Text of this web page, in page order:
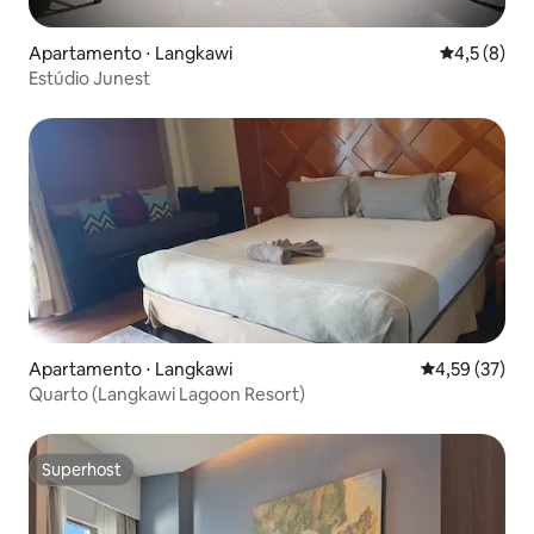
Apartamento ⋅ Langkawi 4,5 de
4,5 (8)
Estúdio Junest
Apartamento ⋅ Langkawi 4,59 de uma
4,59 (37)
Quarto (Langkawi Lagoon Resort)
Superhost
Superhost